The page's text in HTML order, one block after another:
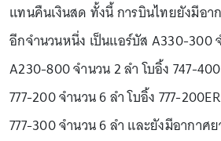
แทนคืนเงินสด ทั้งนี้ การบินไทยยังมีอ
อีกจำนวนหนึ่ง เป็นแอร์บัส A330-300
A230-800 จำนวน 2 ลำ โบอิ้ง 747-
777-200 จำนวน 6 ลำ โบอิ้ง 777-
777-300 จำนวน 6 ลำ และยังมีอากาศ